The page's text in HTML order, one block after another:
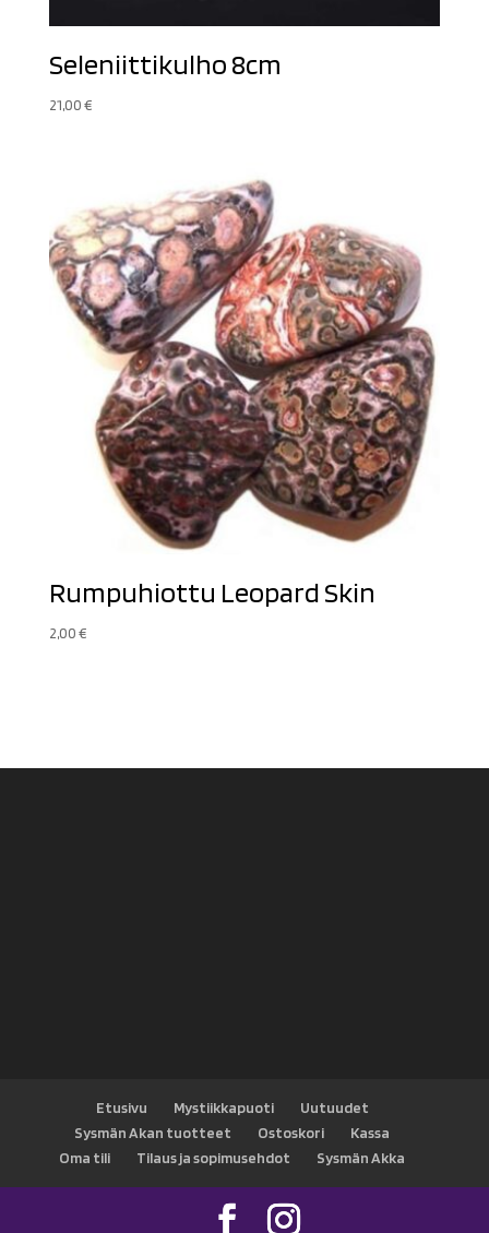
Seleniittikulho 8cm
21,00€
Rumpuhiottu Leopard Skin
2,00€
Etusivu Mystiikkapuoti
Uutuudet
Sysmän Akan tuotteet
Ostoskori
Kassa
Oma tili
Tilaus ja sopimusehdot Sysmän Akka